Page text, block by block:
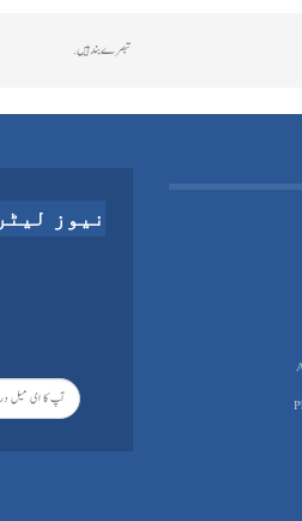
تبصرے بند ہیں.
نیوز لیٹر